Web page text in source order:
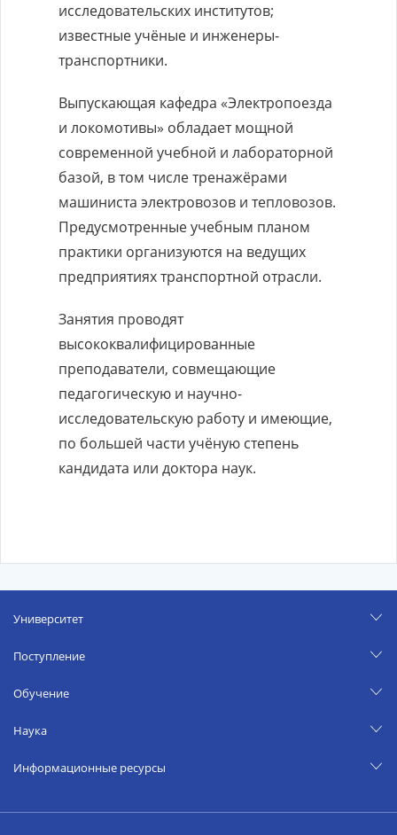
исследовательских институтов;
известные учёные и инженеры-
транспортники.
Выпускающая кафедра «Электропоезда
и локомотивы» обладает мощной
современной учебной и лабораторной
базой, в том числе тренажёрами
машиниста электровозов и тепловозов.
Предусмотренные учебным планом
практики организуются на ведущих
предприятиях транспортной отрасли.
Занятия проводят
высококвалифицированные
преподаватели, совмещающие
педагогическую и научно-
исследовательскую работу и имеющие,
по большей части учёную степень
кандидата или доктора наук.
Университет
Поступление
Обучение
Наука
Информационные ресурсы